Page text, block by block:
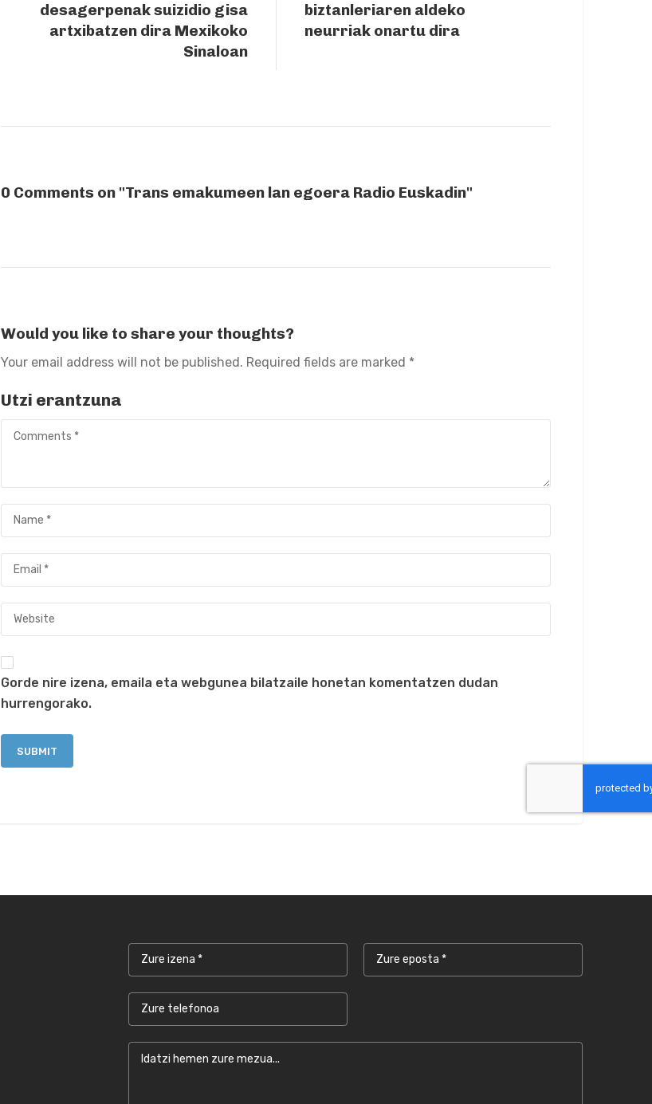
desagerpenak suizidio gisa
artxibatzen dira Mexikoko
Sinaloan
biztanleriaren aldeko
neurriak onartu dira
0 Comments on "Trans emakumeen lan egoera Radio Euskadin"
Would you like to share your thoughts?
Your email address will not be published. Required fields are marked *
Utzi erantzuna
Gorde nire izena, emaila eta webgunea bilatzaile honetan komentatzen dudan
hurrengorako.